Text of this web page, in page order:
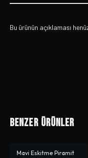
Bu ürünün açıklaması
Benzer Ürünler
-%10
Mavi Eskitme Piramit